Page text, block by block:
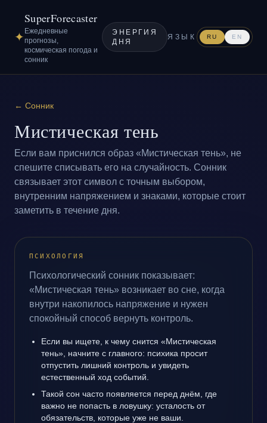
✦
SuperForecaster
Ежедневные
прогнозы,
космическая погода и
сонник
ЭНЕРГИЯ
ДНЯ
ЯЗЫК RU EN
← Сонник
Мистическая тень
Если вам приснился образ «Мистическая тень», не
спешите списывать его на случайность. Сонник
связывает этот символ с точным выбором,
внутренним напряжением и знаками, которые стоит
заметить в течение дня.
ПСИХОЛОГИЯ
Психологический сонник показывает:
«Мистическая тень» возникает во сне, когда
внутри накопилось напряжение и нужен
спокойный способ вернуть контроль.
Если вы ищете, к чему снится «Мистическая
тень», начните с главного: психика просит
отпустить лишний контроль и увидеть
естественный ход событий.
Такой сон часто появляется перед днём, где
важно не попасть в ловушку: усталость от
обязательств, которые уже не ваши.